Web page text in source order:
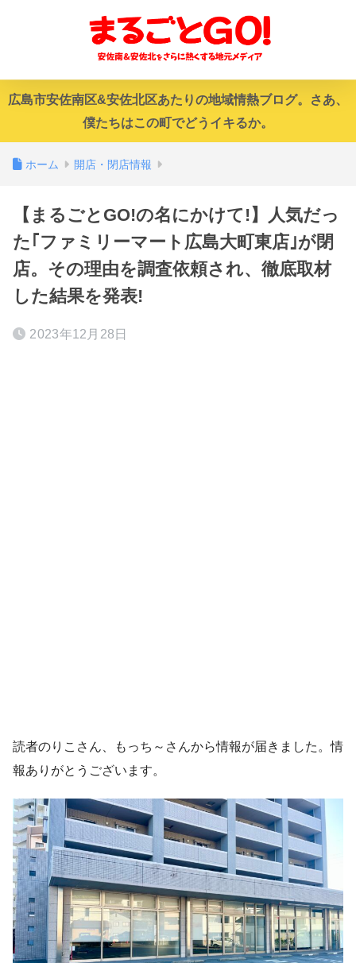
広島市安佐南区&安佐北区あたりの地域情熱ブログ。さあ、
僕たちはこの町でどうイキるか。
ホーム 開店・閉店情報
【まるごとGO!の名にかけて!】人気だっ
た｢ファミリーマート広島大町東店｣が閉
店。その理由を調査依頼され、徹底取材
した結果を発表!
2023年12月28日
読者のりこさん、もっち～さんから情報が届きました。情
報ありがとうございます。